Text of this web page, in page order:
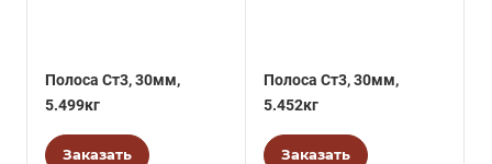
Полоса Ст3, 30мм,
5.499кг
Заказать
Полоса Ст3, 30мм,
5.452кг
Заказать